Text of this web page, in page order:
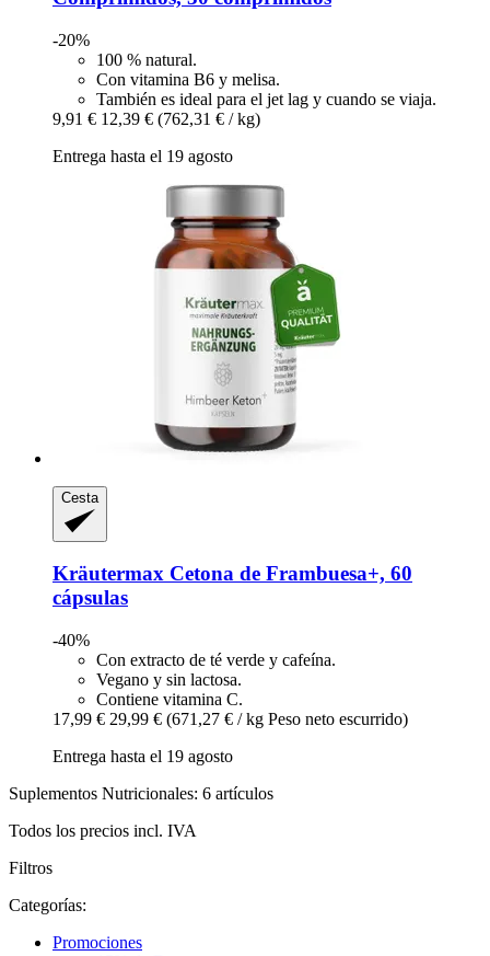
-20%
100 % natural.
Con vitamina B6 y melisa.
También es ideal para el jet lag y cuando se viaja.
9,91 € 12,39 € (762,31 € / kg)
Entrega hasta el 19 agosto
Cesta
Kräutermax Cetona de Frambuesa+, 60
cápsulas
-40%
Con extracto de té verde y cafeína.
Vegano y sin lactosa.
Contiene vitamina C.
17,99 € 29,99 € (671,27 € / kg Peso neto escurrido)
Entrega hasta el 19 agosto
Suplementos Nutricionales: 6 artículos
Todos los precios incl. IVA
Filtros
Categorías:
Promociones